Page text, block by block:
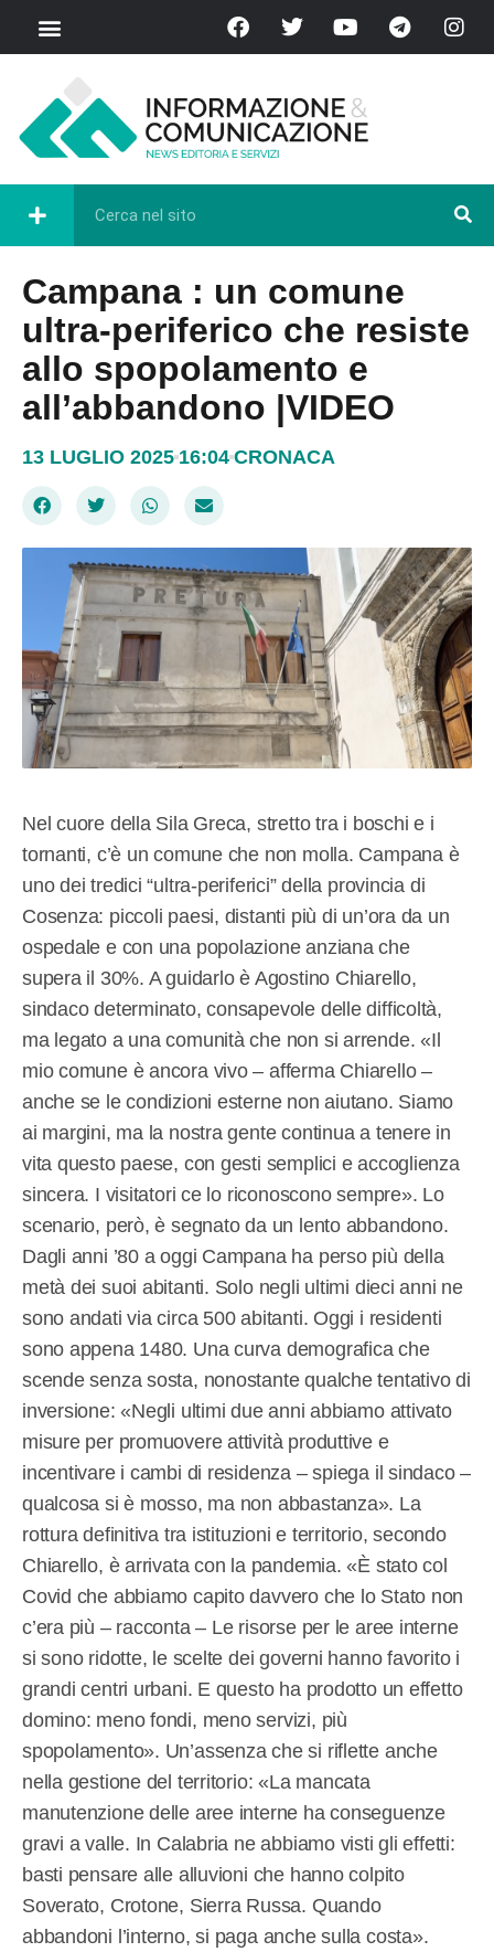
Campana : un comune
ultra-periferico che resiste
allo spopolamento e
all’abbandono |VIDEO
13 LUGLIO 2025 16:04 CRONACA
Nel cuore della Sila Greca, stretto tra i boschi e i
tornanti, c’è un comune che non molla. Campana è
uno dei tredici “ultra-periferici” della provincia di
Cosenza: piccoli paesi, distanti più di un’ora da un
ospedale e con una popolazione anziana che
supera il 30%. A guidarlo è Agostino Chiarello,
sindaco determinato, consapevole delle difficoltà,
ma legato a una comunità che non si arrende. «Il
mio comune è ancora vivo – afferma Chiarello –
anche se le condizioni esterne non aiutano. Siamo
ai margini, ma la nostra gente continua a tenere in
vita questo paese, con gesti semplici e accoglienza
sincera. I visitatori ce lo riconoscono sempre». Lo
scenario, però, è segnato da un lento abbandono.
Dagli anni ’80 a oggi Campana ha perso più della
metà dei suoi abitanti. Solo negli ultimi dieci anni ne
sono andati via circa 500 abitanti. Oggi i residenti
sono appena 1480. Una curva demografica che
scende senza sosta, nonostante qualche tentativo di
inversione: «Negli ultimi due anni abbiamo attivato
misure per promuovere attività produttive e
incentivare i cambi di residenza – spiega il sindaco –
qualcosa si è mosso, ma non abbastanza». La
rottura definitiva tra istituzioni e territorio, secondo
Chiarello, è arrivata con la pandemia. «È stato col
Covid che abbiamo capito davvero che lo Stato non
c’era più – racconta – Le risorse per le aree interne
si sono ridotte, le scelte dei governi hanno favorito i
grandi centri urbani. E questo ha prodotto un effetto
domino: meno fondi, meno servizi, più
spopolamento». Un’assenza che si riflette anche
nella gestione del territorio: «La mancata
manutenzione delle aree interne ha conseguenze
gravi a valle. In Calabria ne abbiamo visti gli effetti:
basti pensare alle alluvioni che hanno colpito
Soverato, Crotone, Sierra Russa. Quando
abbandoni l’interno, si paga anche sulla costa».